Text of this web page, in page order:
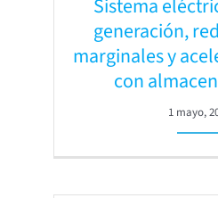
Sistema
generación,
marginales y
con
1 mayo,